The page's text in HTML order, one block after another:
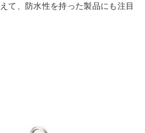
て、防水性を持った製品にも注目